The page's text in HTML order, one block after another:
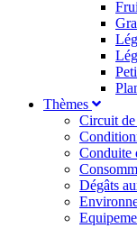
Thèmes
Circuit
Conduite
Dégâts